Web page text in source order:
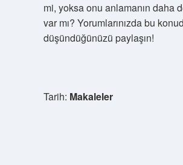
mi, yoksa onu anlamanın daha
var mı? Yorumlarınızda bu
düşündüğünüzü paylaşın!
Tarih: Makaleler